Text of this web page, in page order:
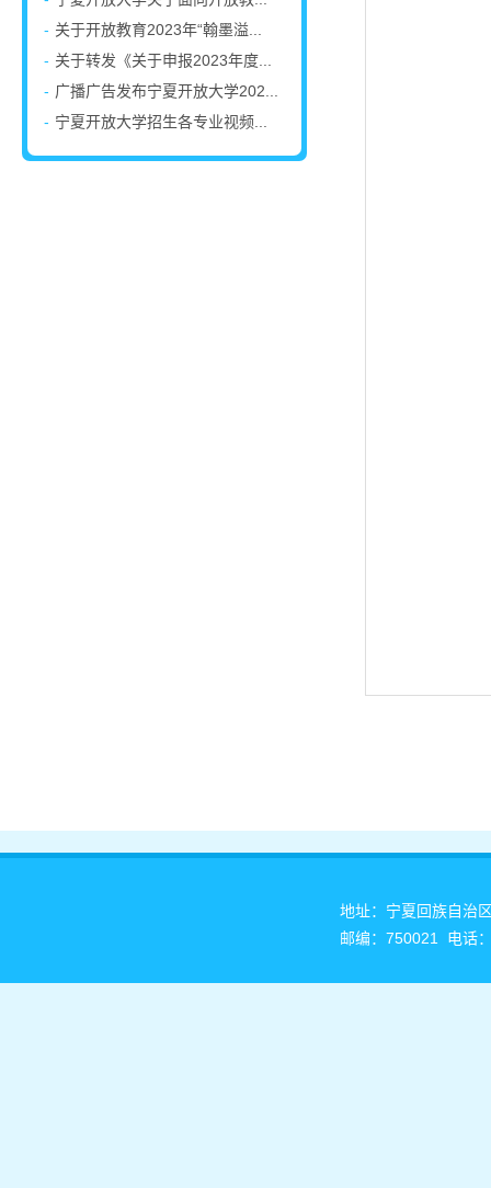
- 关于开放教育2023年“翰墨溢...
- 关于转发《关于申报2023年度...
- 广播广告发布宁夏开放大学202...
- 宁夏开放大学招生各专业视频...
地址：宁夏回族自治
邮编：750021 电话